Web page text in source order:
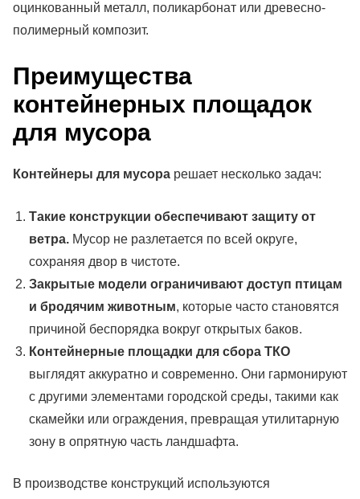
оцинкованный металл, поликарбонат или древесно-
полимерный композит.
Преимущества
контейнерных площадок
для мусора
Контейнеры для мусора решает несколько задач:
Такие конструкции обеспечивают защиту от
ветра. Мусор не разлетается по всей округе,
сохраняя двор в чистоте.
Закрытые модели ограничивают доступ птицам
и бродячим животным, которые часто становятся
причиной беспорядка вокруг открытых баков.
Контейнерные площадки для сбора ТКО
выглядят аккуратно и современно. Они гармонируют
с другими элементами городской среды, такими как
скамейки или ограждения, превращая утилитарную
зону в опрятную часть ландшафта.
В производстве конструкций используются